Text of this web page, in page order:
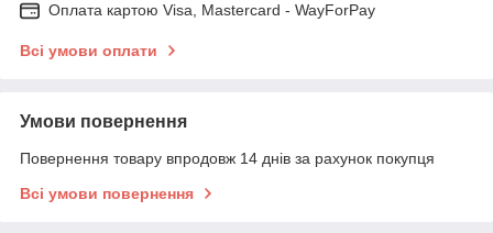
Оплата картою Visa, Mastercard - WayForPay
Всі умови оплати
Умови повернення
Повернення товару впродовж 14 днів за рахунок покупця
Всі умови повернення